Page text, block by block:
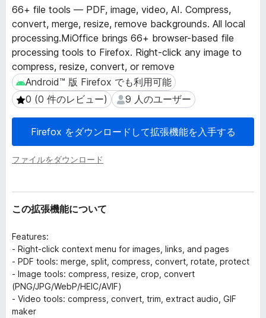
ウ
ザ
ー
ア
ド
オ
ン
66+ file tools — PDF, image, video, AI. Compress,
convert, merge, resize, remove backgrounds. All local
processing.MiOffice brings 66+ browser-based file
processing tools to Firefox. Right-click any image to
compress, resize, convert, or remove
Android™ 版 Firefox でも利用可能
Android™ 版 Firefox でも利用可能
0 (0 件のレビュー)
0 (0 件のレビュー) 9 人のユーザー
9 人のユーザー
Firefox をダウンロードして拡張機能を入手する
ファイルをダウンロード
デ
ー
タ
この拡張機能について
Features:
- Right-click context menu for images, links, and pages
- PDF tools: merge, split, compress, convert, rotate, protect
- Image tools: compress, resize, crop, convert
(PNG/JPG/WebP/HEIC/AVIF)
- Video tools: compress, convert, trim, extract audio, GIF
maker